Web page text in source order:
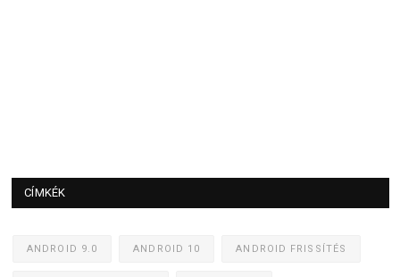
CÍMKÉK
ANDROID 9.0 ANDROID 10 ANDROID FRISSÍTÉS